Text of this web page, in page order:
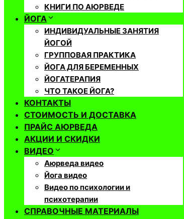
КНИГИ ПО АЮРВЕДЕ
ЙОГА
ИНДИВИДУАЛЬНЫЕ ЗАНЯТИЯ
ЙОГОЙ
ГРУППОВАЯ ПРАКТИКА
ЙОГА ДЛЯ БЕРЕМЕННЫХ
ЙОГАТЕРАПИЯ
ЧТО ТАКОЕ ЙОГА?
КОНТАКТЫ
СТОИМОСТЬ И ДОСТАВКА
ПРАЙС АЮРВЕДА
АКЦИИ И СКИДКИ
ВИДЕО
Аюрведа видео
Йога видео
Видео по психологии и
психотерапии
СПРАВОЧНЫЕ МАТЕРИАЛЫ